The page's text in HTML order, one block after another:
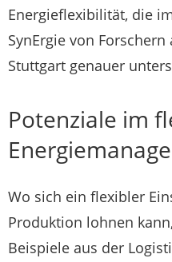
Energieflexibilität, die
SynErgie von
Stuttgart genauer
Potenziale im
Wo sich ein flexibler
Produktion lohnen
Beispiele aus der